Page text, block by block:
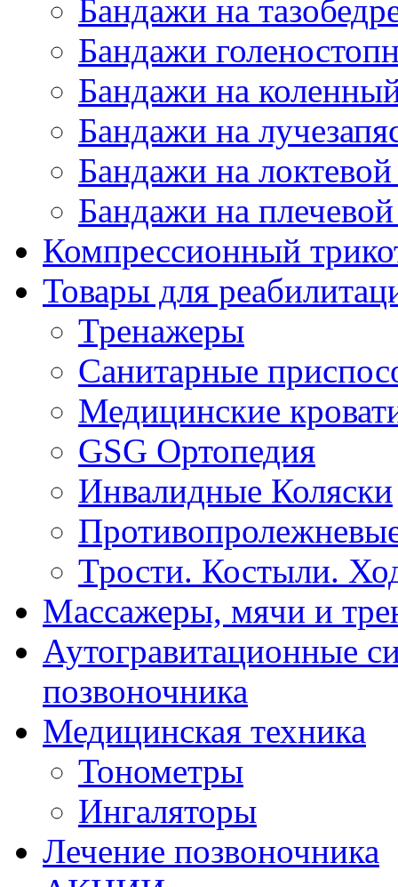
Бандажи на
Бандажи
Бандажи на
Бандажи на
Бандажи на локтевой
Бандажи на плечевой
Компрессионный
Товары для
Тренажеры
Санитарные
Медицинские
GSG Ортопедия
Инвалидные Коляски
Трости. Костыли.
Массажеры, мячи и
Аутогравитационные
позвоночника
Медицинская техника
Тонометры
Ингаляторы
Лечение позвоночника